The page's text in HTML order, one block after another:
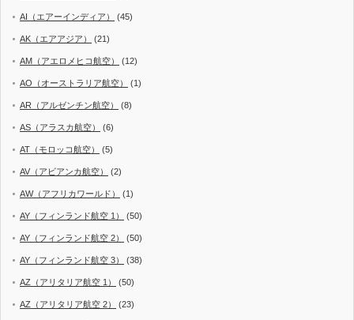
AI（エアーインディア） (45)
AK（エアアジア） (21)
AM（アエロメヒコ航空） (12)
AO（オーストラリア航空） (1)
AR（アルゼンチン航空） (8)
AS（アラスカ航空） (6)
AT（モロッコ航空） (5)
AV（アビアンカ航空） (2)
AW（アフリカワールド） (1)
AY（フィンランド航空 1） (50)
AY（フィンランド航空 2） (50)
AY（フィンランド航空 3） (38)
AZ（アリタリア航空 1） (50)
AZ（アリタリア航空 2） (23)